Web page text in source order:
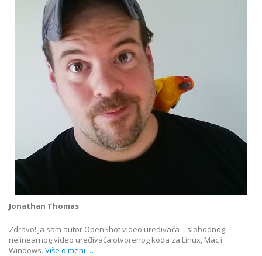
Jonathan Thomas
Zdravo! Ja sam autor OpenShot video uređivača – slobodnog,
nelinearnog video uređivača otvorenog koda za Linux, Mac i
Windows. Više o meni …